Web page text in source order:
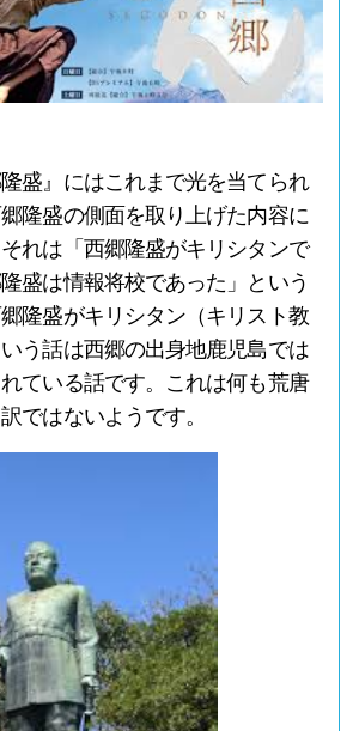
盛』にはこれまで光を当てられ
隆盛の側面を取り上げた内容に
れは「西郷隆盛がキリシタンで
盛は情報将校であった」という
隆盛がキリシタン（キリスト教
う話は西郷の出身地鹿児島では
ている話です。これは何も荒唐
ではないようです。